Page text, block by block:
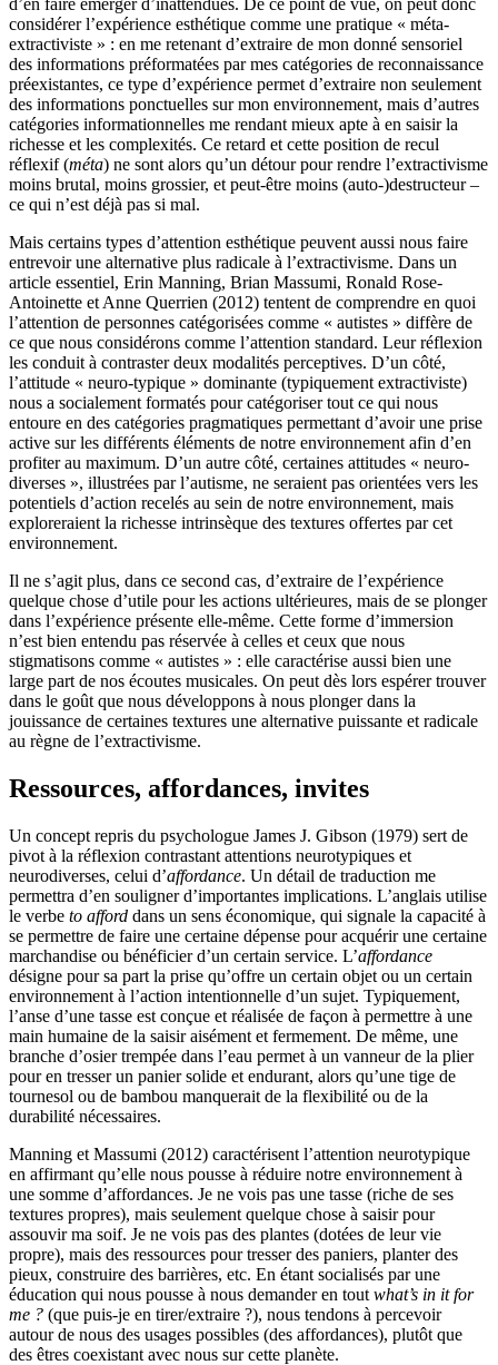
considérer l’expérience esthétique comme une pratique « méta-
extractiviste » : en me retenant d’extraire de mon donné sensoriel
des informations préformatées par mes catégories de reconnaissance
préexistantes, ce type d’expérience permet d’extraire non seulement
des informations ponctuelles sur mon environnement, mais d’autres
catégories informationnelles me rendant mieux apte à en saisir la
richesse et les complexités. Ce retard et cette position de recul
réflexif (méta) ne sont alors qu’un détour pour rendre l’extractivisme
moins brutal, moins grossier, et peut-être moins (auto-)destructeur –
ce qui n’est déjà pas si mal.
Mais certains types d’attention esthétique peuvent aussi nous faire
entrevoir une alternative plus radicale à l’extractivisme. Dans un
article essentiel, Erin Manning, Brian Massumi, Ronald Rose-
Antoinette et Anne Querrien (2012) tentent de comprendre en quoi
l’attention de personnes catégorisées comme « autistes » diffère de
ce que nous considérons comme l’attention standard. Leur réflexion
les conduit à contraster deux modalités perceptives. D’un côté,
l’attitude « neuro-typique » dominante (typiquement extractiviste)
nous a socialement formatés pour catégoriser tout ce qui nous
entoure en des catégories pragmatiques permettant d’avoir une prise
active sur les différents éléments de notre environnement afin d’en
profiter au maximum. D’un autre côté, certaines attitudes « neuro-
diverses », illustrées par l’autisme, ne seraient pas orientées vers les
potentiels d’action recelés au sein de notre environnement, mais
exploreraient la richesse intrinsèque des textures offertes par cet
environnement.
Il ne s’agit plus, dans ce second cas, d’extraire de l’expérience
quelque chose d’utile pour les actions ultérieures, mais de se plonger
dans l’expérience présente elle-même. Cette forme d’immersion
n’est bien entendu pas réservée à celles et ceux que nous
stigmatisons comme « autistes » : elle caractérise aussi bien une
large part de nos écoutes musicales. On peut dès lors espérer trouver
dans le goût que nous développons à nous plonger dans la
jouissance de certaines textures une alternative puissante et radicale
au règne de l’extractivisme.
Ressources, affordances, invites
Un concept repris du psychologue James J. Gibson (1979) sert de
pivot à la réflexion contrastant attentions neurotypiques et
neurodiverses, celui d’affordance. Un détail de traduction me
permettra d’en souligner d’importantes implications. L’anglais utilise
le verbe to afford dans un sens économique, qui signale la capacité à
se permettre de faire une certaine dépense pour acquérir une certaine
marchandise ou bénéficier d’un certain service. L’affordance
désigne pour sa part la prise qu’offre un certain objet ou un certain
environnement à l’action intentionnelle d’un sujet. Typiquement,
l’anse d’une tasse est conçue et réalisée de façon à permettre à une
main humaine de la saisir aisément et fermement. De même, une
branche d’osier trempée dans l’eau permet à un vanneur de la plier
pour en tresser un panier solide et endurant, alors qu’une tige de
tournesol ou de bambou manquerait de la flexibilité ou de la
durabilité nécessaires.
Manning et Massumi (2012) caractérisent l’attention neurotypique
en affirmant qu’elle nous pousse à réduire notre environnement à
une somme d’affordances. Je ne vois pas une tasse (riche de ses
textures propres), mais seulement quelque chose à saisir pour
assouvir ma soif. Je ne vois pas des plantes (dotées de leur vie
propre), mais des ressources pour tresser des paniers, planter des
pieux, construire des barrières, etc. En étant socialisés par une
éducation qui nous pousse à nous demander en tout what’s in it for
me ? (que puis-je en tirer/extraire ?), nous tendons à percevoir
autour de nous des usages possibles (des affordances), plutôt que
des êtres coexistant avec nous sur cette planète.